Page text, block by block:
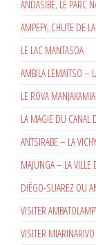
ANDASIBE, LE PARC
AMPEFY, CHUTE DE
LE LAC MANTASOA
AMBILA LEMAITSO –
LE ROVA
LA MAGIE DU CANAL
ANTSIRABE – LA
MAJUNGA – LA VILLE
DIÉGO-SUAREZ OU
VISITER
VISITER MIARINARIVO